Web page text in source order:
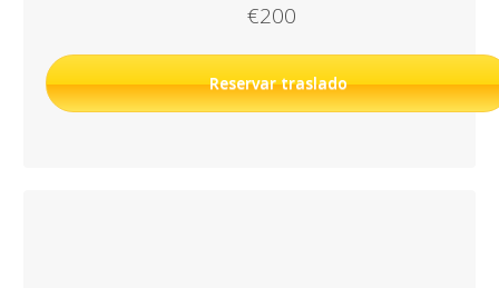
€200
Reservar traslado